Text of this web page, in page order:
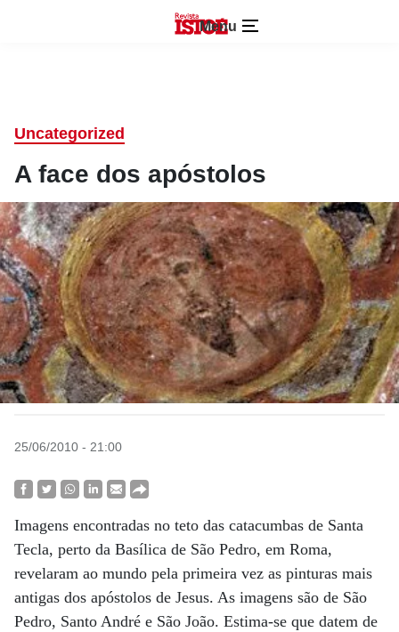
Menu
Uncategorized
A face dos apóstolos
25/06/2010 - 21:00
Imagens encontradas no teto das catacumbas de Santa
Tecla, perto da Basílica de São Pedro, em Roma,
revelaram ao mundo pela primeira vez as pinturas mais
antigas dos apóstolos de Jesus. As imagens são de São
Pedro, Santo André e São João. Estima-se que datem de